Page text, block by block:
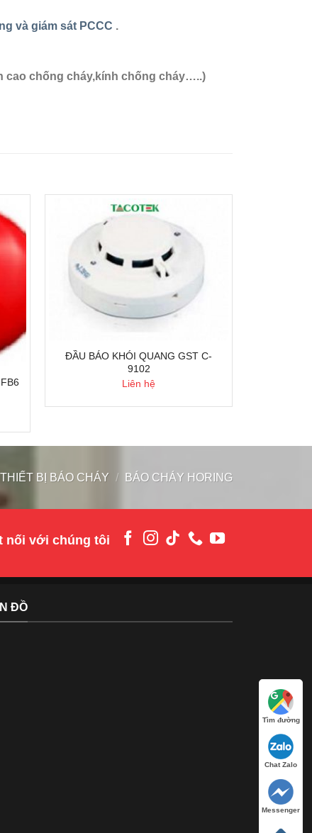
và giám sát PCCC .
cao chống cháy,kính chống cháy…..)
ĐẦU BÁO KHÓI QUANG GST C-
9102
Liên hệ
THIẾT BỊ BÁO CHÁY / BÁO CHÁY HORING
nối với chúng tôi
ĐỒ
Tìm đường
Chat Zalo
Messenger